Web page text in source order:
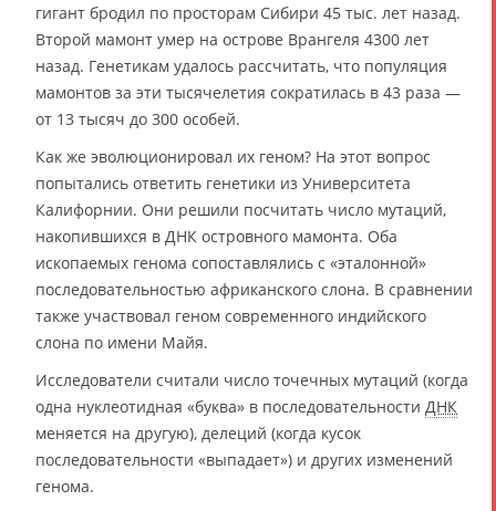
гигант бродил по просторам Сибири 45 тыс. лет назад.
Второй мамонт умер на острове Врангеля 4300 лет
назад. Генетикам удалось рассчитать, что популяция
мамонтов за эти тысячелетия сократилась в 43 раза —
от 13 тысяч до 300 особей.
Как же эволюционировал их геном? На этот вопрос
попытались ответить генетики из Университета
Калифорнии. Они решили посчитать число мутаций,
накопившихся в ДНК островного мамонта. Оба
ископаемых генома сопоставлялись с «эталонной»
последовательностью африканского слона. В сравнении
также участвовал геном современного индийского
слона по имени Майя.
Исследователи считали число точечных мутаций (когда
одна нуклеотидная «буква» в последовательности ДНК
меняется на другую), делеций (когда кусок
последовательности «выпадает») и других изменений
генома.